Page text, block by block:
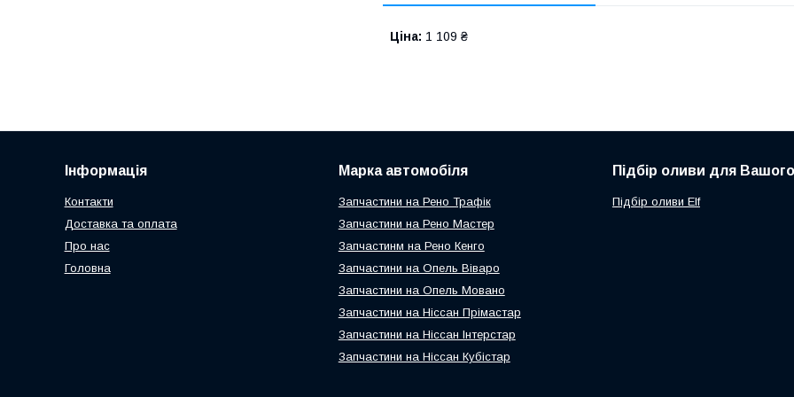
Ціна: 1 109 ₴
Інформація
Контакти
Доставка та оплата
Про нас
Головна
Марка автомобіля
Запчастини на Рено Трафік
Запчастини на Рено Мастер
Запчастинм на Рено Кенго
Запчастини на Опель Віваро
Запчастини на Опель Мовано
Запчастини на Ніссан Прімастар
Запчастини на Ніссан Інтерстар
Запчастини на Ніссан Кубістар
Підбір оливи для
Підбір оливи Elf